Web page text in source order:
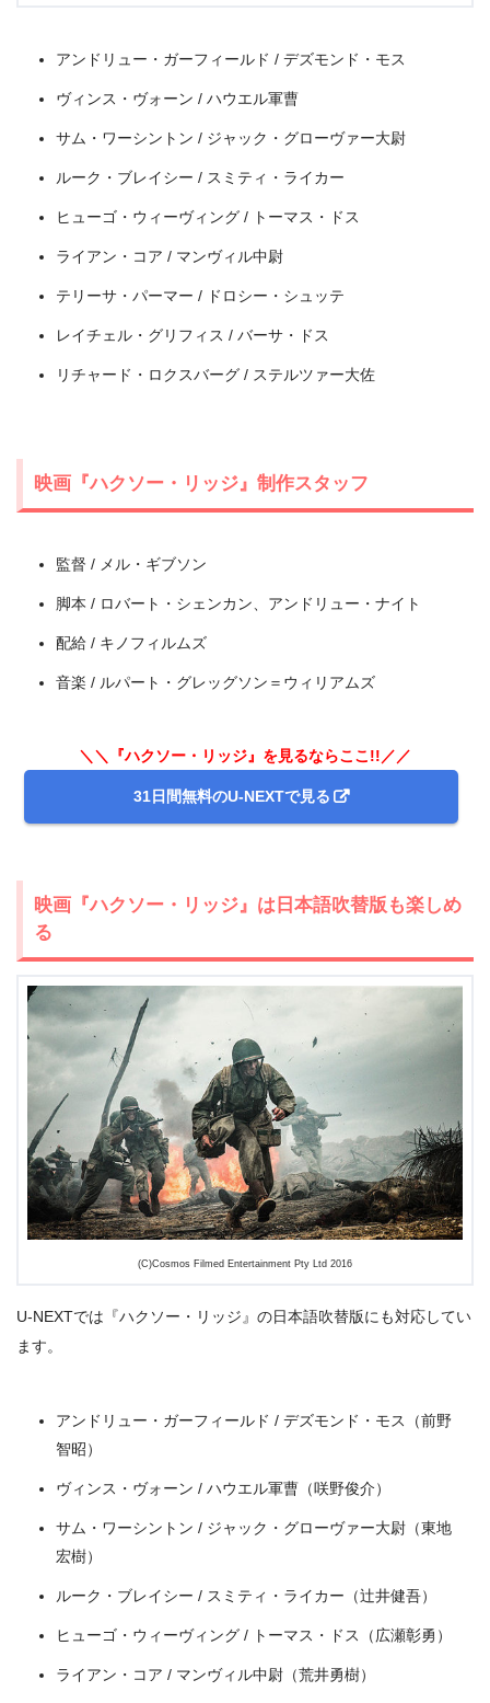
＼＼31日間無料!!お試し解約もOK／／
今すぐ無料でU-NEXTで見る
出典:U-NEXT
＼＼31日間無料!!お試し解約もOK／／
今すぐ無料でU-NEXTで見る
アンドリュー・ガーフィールド / デズモンド・モス
ヴィンス・ヴォーン / ハウエル軍曹
サム・ワーシントン / ジャック・グローヴァー大尉
ルーク・ブレイシー / スミティ・ライカー
ヒューゴ・ウィーヴィング / トーマス・ドス
ライアン・コア / マンヴィル中尉
テリーサ・パーマー / ドロシー・シュッテ
レイチェル・グリフィス / バーサ・ドス
リチャード・ロクスバーグ / ステルツァー大佐
映画『ハクソー・リッジ』制作スタッフ
監督 / メル・ギブソン
脚本 / ロバート・シェンカン、アンドリュー・ナイト
配給 / キノフィルムズ
音楽 / ルパート・グレッグソン＝ウィリアムズ
＼＼『ハクソー・リッジ』を見るならここ!!／／
31日間無料のU-NEXTで見る
映画『ハクソー・リッジ』は日本語吹替版も楽しめ
る
(C)Cosmos Filmed Entertainment Pty Ltd 2016
U-NEXTでは『ハクソー・リッジ』の日本語吹替版にも対応してい
ます。
アンドリュー・ガーフィールド / デズモンド・モス（前野
智昭）
ヴィンス・ヴォーン / ハウエル軍曹（咲野俊介）
サム・ワーシントン / ジャック・グローヴァー大尉（東地
宏樹）
ルーク・ブレイシー / スミティ・ライカー（辻井健吾）
ヒューゴ・ウィーヴィング / トーマス・ドス（広瀬彰勇）
ライアン・コア / マンヴィル中尉（荒井勇樹）